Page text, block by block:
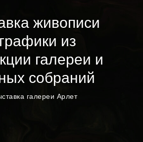
живописи
из
галереи и
собраний
галереи Арлет